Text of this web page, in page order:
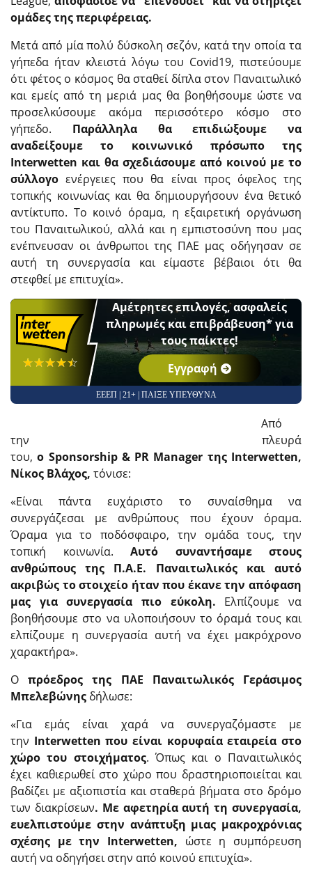
ομάδες της περιφέρειας.
Μετά από μία πολύ δύσκολη σεζόν, κατά την οποία τα
γήπεδα ήταν κλειστά λόγω του Covid19, πιστεύουμε
ότι φέτος ο κόσμος θα σταθεί δίπλα στον Παναιτωλικό
και εμείς από τη μεριά μας θα βοηθήσουμε ώστε να
προσελκύσουμε ακόμα περισσότερο κόσμο στο
γήπεδο. Παράλληλα θα επιδιώξουμε να
αναδείξουμε το κοινωνικό πρόσωπο της
Interwetten και θα σχεδιάσουμε από κοινού με το
σύλλογοενέργειες που θα είναι προς όφελος της
τοπικής κοινωνίας και θα δημιουργήσουν ένα θετικό
αντίκτυπο. Το κοινό όραμα, η εξαιρετική οργάνωση
του Παναιτωλικού, αλλά και η εμπιστοσύνη που μας
ενέπνευσαν οι άνθρωποι της ΠΑΕ μας οδήγησαν σε
αυτή τη συνεργασία και είμαστε βέβαιοι ότι θα
στεφθεί με επιτυχία».
☆☆☆☆☆
★★★★★
Αμέτρητες επιλογές, ασφαλείς
πληρωμές και επιβράβευση* για
τους παίκτες!
Εγγραφή
ΕΕΕΠ | 21+ | ΠΑΙΞΕ ΥΠΕΥΘΥΝΑ
Από
την πλευρά
του,ο Sponsorship& PR Manager της Interwetten,
Νίκος Βλάχος, τόνισε:
«Είναι πάντα ευχάριστο το συναίσθημα να
συνεργάζεσαι με ανθρώπους που έχουν όραμα.
Όραμα για το ποδόσφαιρο, την ομάδα τους, την
τοπική κοινωνία. Αυτό συναντήσαμε στους
ανθρώπους της Π.Α.Ε. Παναιτωλικός και αυτό
ακριβώς το στοιχείο ήταν που έκανε την απόφαση
μας για συνεργασία πιο εύκολη. Ελπίζουμε να
βοηθήσουμε στο να υλοποιήσουν το όραμά τους και
ελπίζουμε η συνεργασία αυτή να έχει μακρόχρονο
χαρακτήρα».
Oπρόεδρος της ΠΑΕ Παναιτωλικός Γεράσιμος
Μπελεβώνης δήλωσε:
«Για εμάς είναι χαρά να συνεργαζόμαστε με
την Interwetten που είναι κορυφαία εταιρεία στο
χώρο του στοιχήματος. Όπως και ο Παναιτωλικός
έχει καθιερωθεί στο χώρο που δραστηριοποιείται και
βαδίζει με αξιοπιστία και σταθερά βήματα στο δρόμο
των διακρίσεων. Με αφετηρία αυτή τη συνεργασία,
ευελπιστούμε στην ανάπτυξη μιας μακροχρόνιας
σχέσης με την Interwetten, ώστε η συμπόρευση
αυτή να οδηγήσει στην από κοινού επιτυχία».